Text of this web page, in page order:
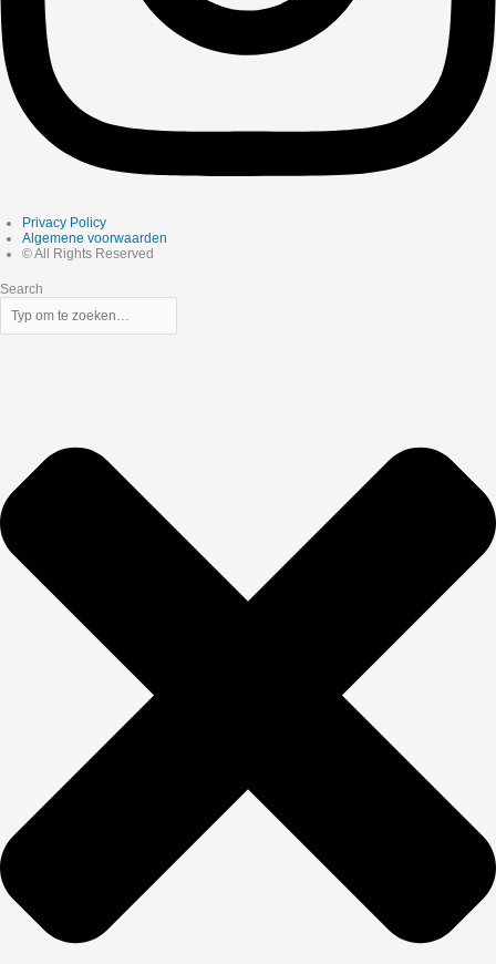
Privacy Policy
Algemene voorwaarden
© All Rights Reserved
Search